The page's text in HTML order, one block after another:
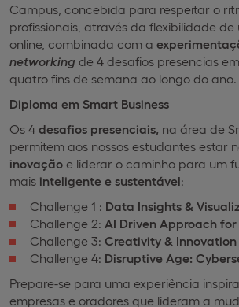
Campus, concebida para respeitar o
profissionais, através da flexibilidade
online, combinada com a
networking de 4 desafios presencias
quatro fins de semana ao longo do ano.
Diploma em Smart Business
Os 4 desafios presenciais, na área de
permitem aos nossos estudantes estar
inovação e liderar o caminho para um
mais inteligente e sustentável:
Challenge 1 : Data Insights &
Challenge 2: AI Driven Approach
Challenge 3: Creativity &
Challenge 4: Disruptive Age:
Prepare-se para uma experiência
empresas e oradores que lideram a